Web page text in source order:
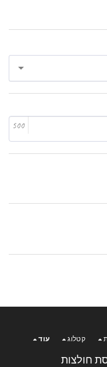
500
חולצות
קטלוג עוד